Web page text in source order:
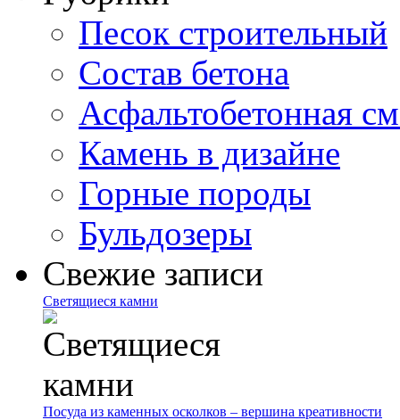
Песок строительный
Состав бетона
Асфальтобетонная
Камень в дизайне
Горные породы
Бульдозеры
Свежие записи
Светящиеся камни
Посуда из каменных осколков – вершина креативности